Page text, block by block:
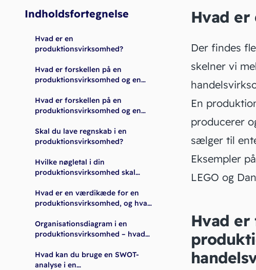
Indholdsfortegnelse
Hvad er en
produktionsvirksomhed?
Hvad er forskellen på en
produktionsvirksomhed og en
Hvad er forskellen på en
produktionsvirksomhed og en
Skal du lave regnskab i en
produktionsvirksomhed?
Hvilke nøgletal i din
produktionsvirksomhed skal
Hvad er en værdikæde for en
produktionsvirksomhed, og hvad
Organisationsdiagram i en
produktionsvirksomhed – hvad
Hvad kan du bruge en SWOT-
analyse i en
Hvad
Der findes
skelner vi
En
producerer
sælger til
Eksempler
LEGO og
Hvad er